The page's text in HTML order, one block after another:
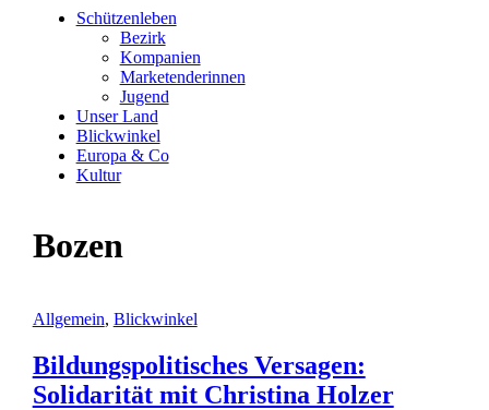
Schützenleben
Bezirk
Kompanien
Marketenderinnen
Jugend
Unser Land
Blickwinkel
Europa & Co
Kultur
Bozen
Allgemein, Blickwinkel
Bildungspolitisches Versagen:
Solidarität mit Christina Holzer